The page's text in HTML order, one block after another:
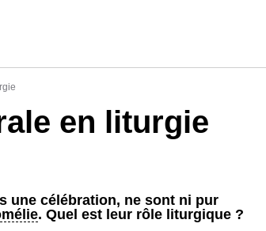
en liturgie
une célébration, ne sont ni pur
. Quel est leur rôle liturgique ?